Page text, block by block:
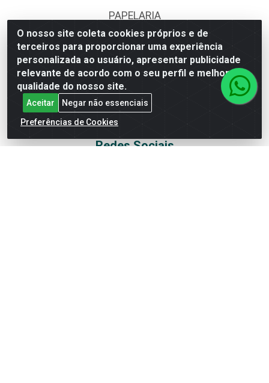
O nosso site coleta cookies próprios e de
terceiros para proporcionar uma experiência
personalizada ao usuário, apresentar publicidade
relevante de acordo com o seu perfil e melhorar a
qualidade do nosso site.
Aceitar
Negar não essenciais
Preferências de Cookies
PAPELARIA
UTILIDADES DOMÉSTICAS
Fale Conosco
(62) 4014-4700
suporte@goiasatacado.com.br
Redes Sociais